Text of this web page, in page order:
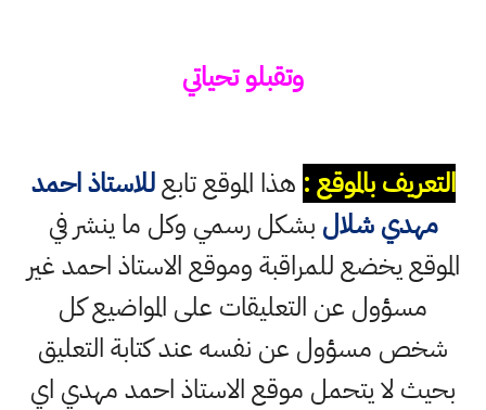
وتقبلو تحياتي
التعريف بالموقع : هذا الموقع تابعللاستاذ احمد
مهدي شلال بشكل رسمي وكل ما ينشر في
الموقع يخضع للمراقبة وموقع الاستاذ احمد غير
مسؤول عن التعليقات على المواضيع كل
شخص مسؤول عن نفسه عند كتابة التعليق
بحيث لا يتحمل موقع الاستاذ احمد مهدي اي